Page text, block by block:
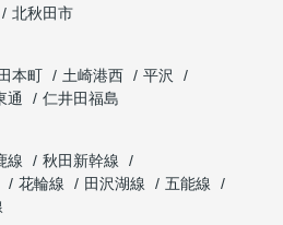
北秋田市
本町 土崎港西
平沢
通
仁井田福島
線
秋田新幹線
花輪線 田沢湖線
五能線